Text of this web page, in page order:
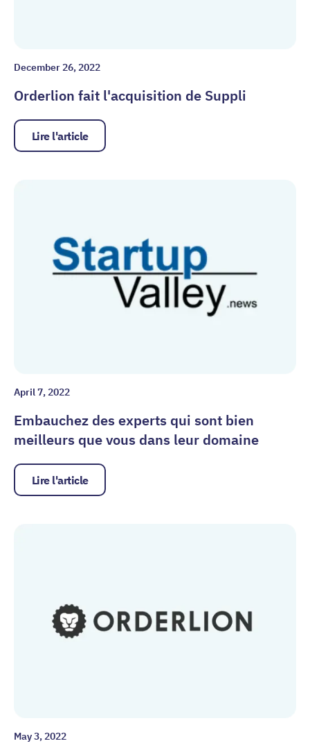
December 26, 2022
Orderlion fait l'acquisition de Suppli
Lire l'article
April 7, 2022
Embauchez des experts qui sont bien
meilleurs que vous dans leur domaine
Lire l'article
May 3, 2022